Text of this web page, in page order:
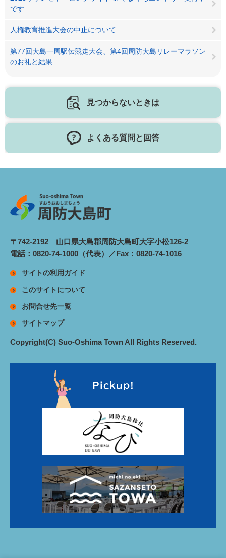
です
人権教育推進大会の中止について
第77回大島一周駅伝競走大会、第4回周防大島リレーマラソン
のお礼と結果
見つからないときは
よくある質問と回答
〒742-2192 山口県大島郡周防大島町大字小松126-2
電話：0820-74-1000（代表）／Fax：0820-74-1016
サイトの利用ガイド
このサイトについて
お問合せ先一覧
サイトマップ
Copyright(C) Suo-Oshima Town All Rights Reserved.